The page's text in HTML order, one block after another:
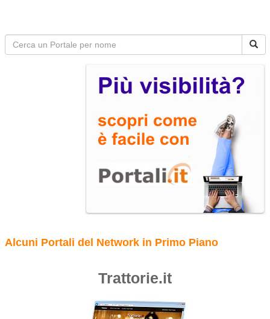
Alcuni Portali del Network in Primo Piano
Trattorie.it